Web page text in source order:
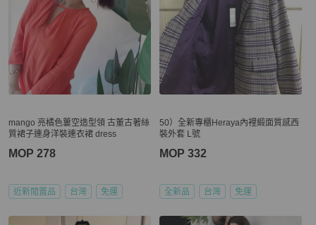
mango 亮橘色簍空造型領 古董古著絲
質裙子連身洋裝連衣裙 dress
MOP 278
近新閒置品 台灣 免運
50）全新專櫃Heraya內裡緞面質感西
裝外套 L號
MOP 332
全新品 台灣 免運